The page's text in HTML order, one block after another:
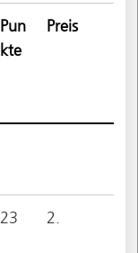
Pun
kte
Preis
23 2.